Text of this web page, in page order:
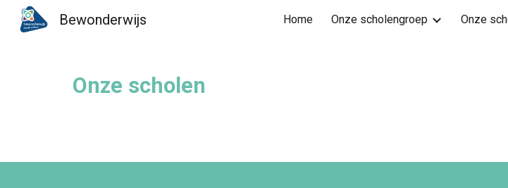
Skip to main content
Bewonderwijs Home Onze scholengroep Onze
Onze scholen